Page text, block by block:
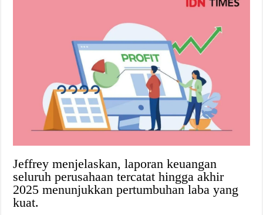
Jeffrey menjelaskan, laporan keuangan
seluruh perusahaan tercatat hingga akhir
2025 menunjukkan pertumbuhan laba yang
kuat.